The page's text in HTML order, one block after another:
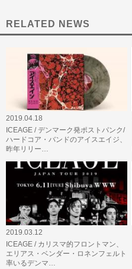
RELATED NEWS
2019.04.18
ICEAGE / デンマーク発ポストパンク/
ハードコア・バンドのアイスエイジ、
昨年リリー…
2019.03.12
ICEAGE / カリスマ的フロントマン、
エリアス・ベンダー・ロネンフェルト
率いるデンマ…